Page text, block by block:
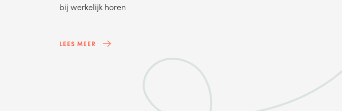
bij werkelijk horen
LEES MEER